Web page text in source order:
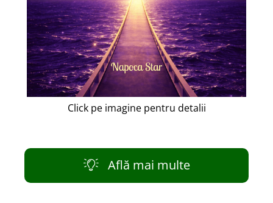
Click pe imagine pentru detalii
Află mai multe